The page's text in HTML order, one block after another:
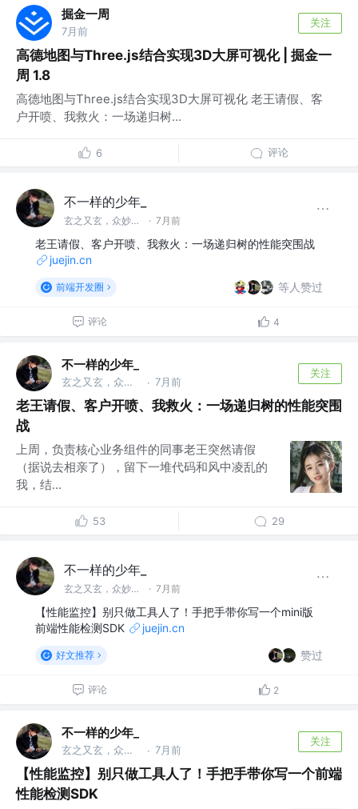
掘金一周
7月前
关注
高德地图与Three.js结合实现3D大屏可视化 | 掘金一
周 1.8
高德地图与Three.js结合实现3D大屏可视化 老王请假、客
户开喷、我救火：一场递归树...
6 评论
不一样的少年_
玄之又玄，众妙之门 · 7月前
老王请假、客户开喷、我救火：一场递归树的性能突围战
juejin.cn
前端开发圈 等人赞过
评论 4
不一样的少年_
玄之又玄，众妙之门 · 7月前
关注
老王请假、客户开喷、我救火：一场递归树的性能突围
战
上周，负责核心业务组件的同事老王突然请假
（据说去相亲了），留下一堆代码和风中凌乱的
我，结...
53 29
不一样的少年_
玄之又玄，众妙之门 · 7月前
【性能监控】别只做工具人了！手把手带你写一个mini版
前端性能检测SDK
juejin.cn
好文推荐 赞过
评论 2
不一样的少年_
玄之又玄，众妙之门 · 7月前
关注
【性能监控】别只做工具人了！手把手带你写一个前端
性能检测SDK